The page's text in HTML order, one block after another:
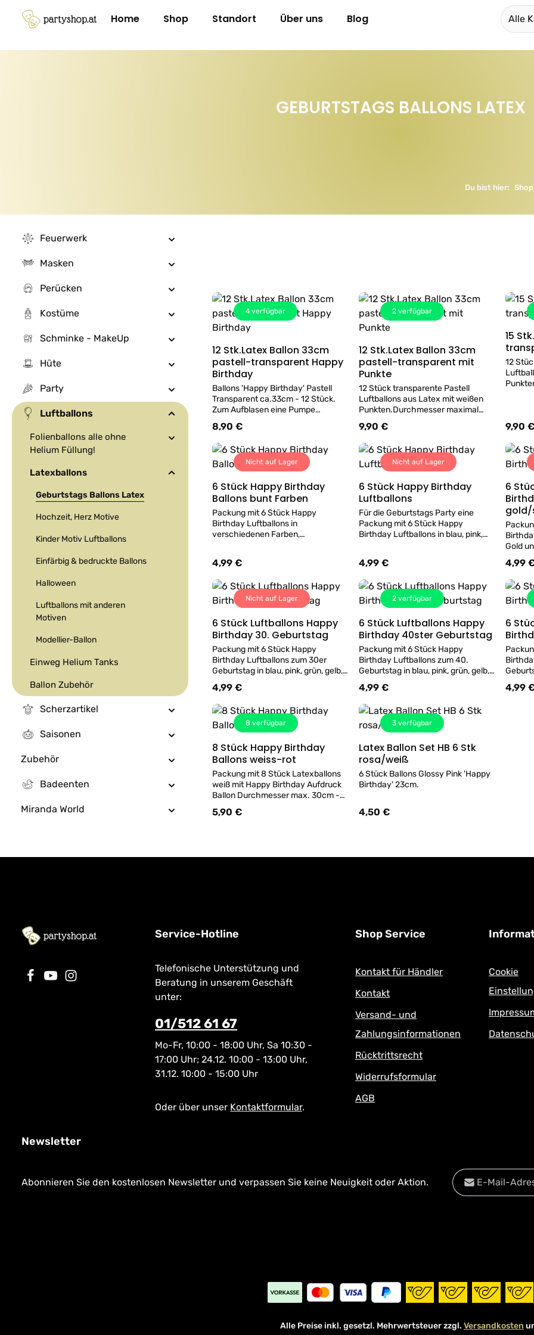
Hauptinhalt springen
Zur Suche springen
Zur Hauptnavigation springen
Home Shop Standort Über uns Blog Alle
GEBURTSTAGS BALLONS LATEX
Du bist hier: Shop
Feuerwerk
Masken
Perücken
Kostüme
Schminke - MakeUp
Hüte
Party
Luftballons
Folienballons alle ohne
Helium Füllung!
Latexballons
Geburtstags Ballons Latex
Hochzeit, Herz Motive
Kinder Motiv Luftballons
Einfärbig & bedruckte Ballons
Halloween
Luftballons mit anderen
Motiven
Modellier-Ballon
Einweg Helium Tanks
Ballon Zubehör
Scherzartikel
Saisonen
Zubehör
Badeenten
Miranda World
4 verfügbar
Details
12 Stk.Latex Ballon 33cm
pastell-transparent Happy
Birthday
Ballons 'Happy Birthday' Pastell
Transparent ca.33cm - 12 Stück.
Zum Aufblasen eine Pumpe
verwenden. Luftballons in Wien,
befüllen wir auch gerne bei uns im
Geschäft mit Helium.
Regulärer Preis:
8,90 €
2 verfügbar
Details
12 Stk.Latex Ballon 33cm
pastell-transparent mit
Punkte
12 Stück transparente Pastell
Luftballons aus Latex mit weißen
Punkten.Durchmesser maximal
33cm. Zum Aufblasen eine Pumpe
verwenden. Luftballons in Wien,
befüllen wir auch gerne bei uns im
Geschäft mit Helium.
Regulärer Preis:
9,90 €
15
12
9,90 €
Nicht auf Lager
Details
6 Stück Happy Birthday
Ballons bunt Farben
Packung mit 6 Stück Happy
Birthday Luftballons in
verschiedenen Farben,
Luftballons in Wien, befüllen wir
auch gerne bei uns im Geschäft mit
Helium.
Regulärer Preis:
4,99 €
Nicht auf Lager
Details
6 Stück Happy Birthday
Luftballons
Für die Geburtstags Party eine
Packung mit 6 Stück Happy
Birthday Luftballons in blau, pink,
Aufblasen eine Pumpe verwenden.
Luftballons in Wien, befüllen wir
auch gerne bei uns im Geschäft mit
Helium.
Regulärer Preis:
4,99 €
6
gold/
Gold
27,5
4,99
Nicht auf Lager
Details
6 Stück Luftballons Happy
Birthday 30. Geburtstag
Packung mit 6 Stück Happy
Birthday Luftballons zum 30er
Geburtstag in blau, pink, grün, gelb,
orange und lila, Durchmesser max.
27,5 cm. Zum Aufblasen eine Pumpe
verwenden. Luftballons in Wien,
befüllen wir auch gerne bei uns im
Geschäft mit Helium.
Regulärer Preis:
4,99 €
2 verfügbar
Details
6 Stück Luftballons Happy
Birthday 40ster Geburtstag
Packung mit 6 Stück Happy
Birthday Luftballons zum 40.
Geburtstag in blau, pink, grün, gelb,
orange und lila, Durchmesser max.
27,5 cm. Zum Aufblasen eine Pumpe
verwenden. Luftballons in Wien,
befüllen wir auch gerne bei uns im
Geschäft mit Helium.
Regulärer Preis:
4,99 €
6
27,5
4,99
8 verfügbar
Details
8 Stück Happy Birthday
Ballons weiss-rot
Packung mit 8 Stück Latexballons
weiß mit Happy Birthday Aufdruck
Ballon Durchmesser max. 30cm -
zum Befüllen mit Luft!
Regulärer Preis:
5,90 €
3 verfügbar
Details
Latex Ballon Set HB 6 Stk
rosa/weiß
6 Stück Ballons Glossy Pink 'Happy
Birthday' 23cm.
Regulärer Preis:
4,50 €
Service-Hotline
Telefonische Unterstützung und
Beratung in unserem Geschäft
unter:
01/512 61 67
Mo-Fr, 10:00 - 18:00 Uhr, Sa 10:30 -
17:00 Uhr; 24.12. 10:00 - 13:00 Uhr,
31.12. 10:00 - 15:00 Uhr
Oder über unser Kontaktformular.
Shop Service
Kontakt für Händler
Kontakt
Versand- und
Zahlungsinformationen
Rücktrittsrecht
Widerrufsformular
AGB
Cookie
Newsletter
Abonnieren Sie den kostenlosen Newsletter und verpassen Sie keine Neuigkeit oder Aktion.
E-Mail-Adresse*
Alle Preise inkl. gesetzl. Mehrwertsteuer zzgl. Versandkosten